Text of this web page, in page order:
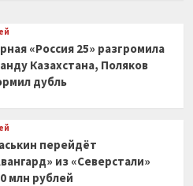
«Россия 25» разгромила
Казахстана, Поляков
дубль
перейдёт
из «Северстали»
млн рублей